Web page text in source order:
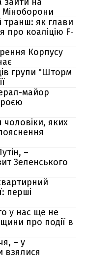
Міноборони
транш: як глави
про коаліцію F-
Корпусу
групи "Шторм
майор
яких
–
Зеленського
перші
у нас ще не
про події в
– у
взялися